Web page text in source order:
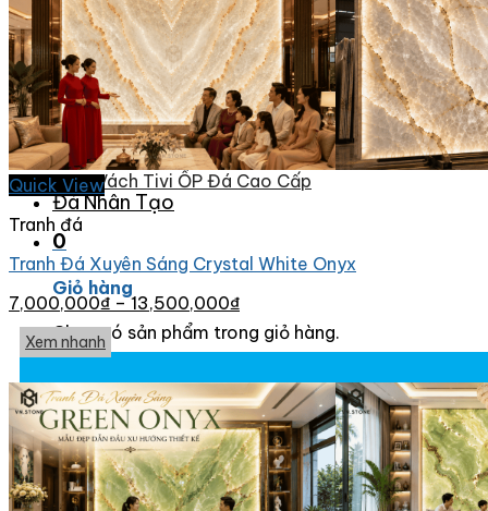
Đá Ốp Bàn Bếp Nhân Tạo
Đá Ốp Bếp Tự Nhiên
Tranh đá
Tranh Đá Granite Đối Xứng
Tranh Đá Marble Đối Xứng
Tranh Đá Sơn Thủy Xuyên Sáng
Tranh Đá Thạch Anh Đối Xứng
Tranh Đá Xuyên Sáng Onyx
Vách Tivi ỐP Đá Cao Cấp
Đá Nhân Tạo
0
Giỏ hàng
Chưa có sản phẩm trong giỏ hàng.
Quick View
Tranh đá
Tranh Đá Xuyên Sáng Crystal White Onyx
7,000,000₫ –13,500,000₫
Xem nhanh